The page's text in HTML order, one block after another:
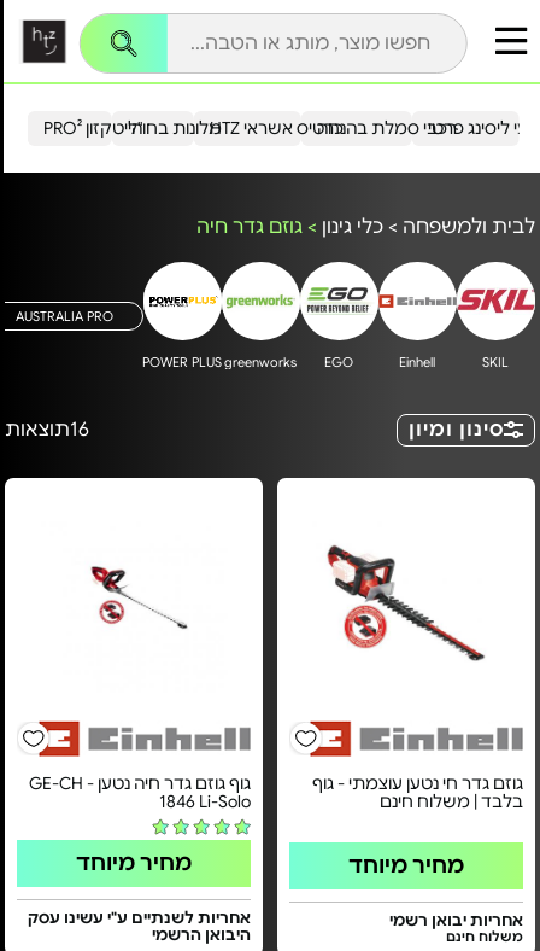
הייטקזון PRO²מלונות בחו"ל כרטיס אשראי HTZ ליסינג פרטירכבי סמלת בהנחה
לבית ולמשפחה > כלי גינון > גוזם גדר חיה
SKIL
Einhell
EGO
greenworks
POWER PLUS
AUSTRALIA PRO
סינון ומיון 16תוצאות
גוזם גדר חי נטען עוצמתי - גוף
בלבד | משלוח חינם
מחיר מיוחד
אחריות יבואן רשמי
משלוח חינם
גוף גוזם גדר חיה נטען - GE-CH
1846 Li-Solo
מחיר מיוחד
אחריות לשנתיים ע"י עשינו עסק
היבואן הרשמי